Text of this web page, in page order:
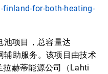
finland-for-both-heating-
池项目，总容量达
辅助服务。该项目由技术
赫蒂能源公司（Lahti